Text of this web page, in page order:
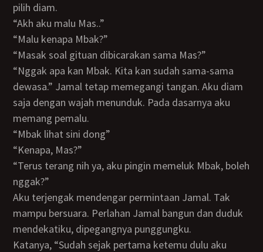
pilih diam.
“Akh aku malu Mas..”
“Malu kenapa Mbak?”
“Masak soal gituan dibicarakan sama Mas?”
“Nggak apa kan Mbak. Kita kan sudah sama-sama
dewasa.” Jamal tetap memegangi tangan. Aku diam
saja dengan wajah menunduk. Pada dasarnya aku
memang pemalu.
“Mbak lihat sini dong”
“Kenapa, Mas?”
“Terus terang nih ya, aku pingin memeluk Mbak, boleh
nggak?”
Aku terjengak mendengar permintaan Jamal. Tak
mampu bersuara. Perlahan Jamal bangun dan duduk
mendekatiku, dipegangnya punggungku.
Katanya, “Sudah sejak pertama ketemu dulu aku